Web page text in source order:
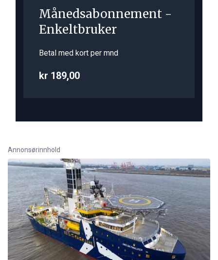
Månedsabonnement -
Enkeltbruker
Betal med kort per mnd
kr 189,00
Annonsørinnhold